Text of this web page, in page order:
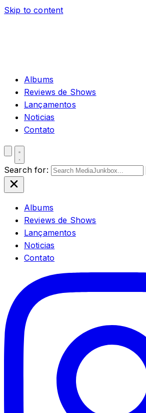
Skip to content
Albums
Reviews de Shows
Lançamentos
Noticias
Contato
Search for:
Albums
Reviews de Shows
Lançamentos
Noticias
Contato